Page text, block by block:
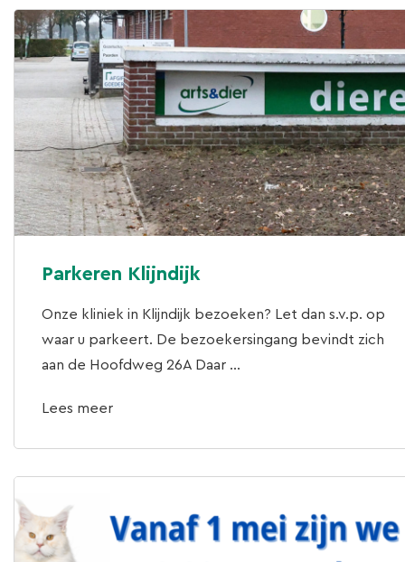
Parkeren Klijndijk
Onze kliniek in Klijndijk bezoeken? Let dan s.v.p. op
waar u parkeert. De bezoekersingang bevindt zich
aan de Hoofdweg 26A Daar ...
Lees meer